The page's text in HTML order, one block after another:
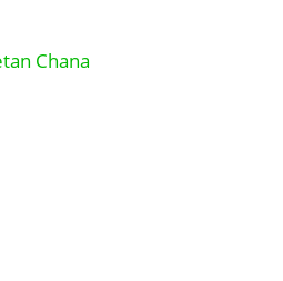
Chana